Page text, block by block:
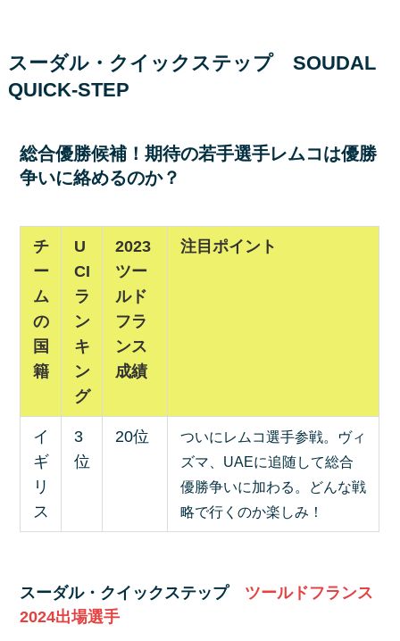
スーダル・クイックステップ SOUDAL
QUICK-STEP
総合優勝候補！期待の若手選手レムコは優勝
争いに絡めるのか？
チ
ー
ム
の
国
籍
U
CI
ラ
ン
キ
ン
グ
2023
ツー
ルド
フラ
ンス
成績
注目ポイント
イ
ギ
リ
ス
3
位
20位
ついにレムコ選手参戦。ヴィ
ズマ、UAEに追随して総合
優勝争いに加わる。どんな戦
略で行くのか楽しみ！
スーダル・クイックステップ ツールドフランス
2024出場選手